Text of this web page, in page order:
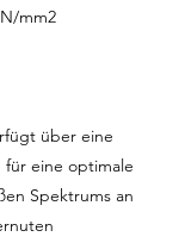
mm2
über eine
eine optimale
Spektrums an